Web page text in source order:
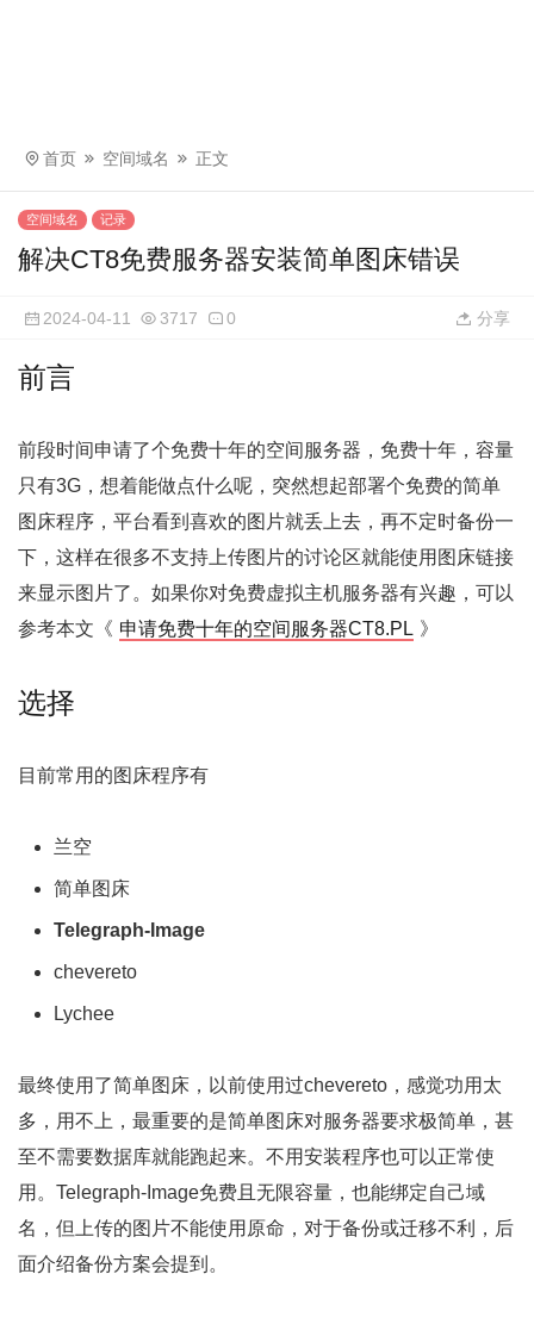
首页 空间域名 正文
空间域名 记录
解决CT8免费服务器安装简单图床错误
2024-04-11 3717 0 分享
前言
前段时间申请了个免费十年的空间服务器，免费十年，容量
只有3G，想着能做点什么呢，突然想起部署个免费的简单
图床程序，平台看到喜欢的图片就丢上去，再不定时备份一
下，这样在很多不支持上传图片的讨论区就能使用图床链接
来显示图片了。如果你对免费虚拟主机服务器有兴趣，可以
参考本文《 申请免费十年的空间服务器CT8.PL 》
选择
目前常用的图床程序有
兰空
简单图床
Telegraph-Image
chevereto
Lychee
最终使用了简单图床，以前使用过chevereto，感觉功用太
多，用不上，最重要的是简单图床对服务器要求极简单，甚
至不需要数据库就能跑起来。不用安装程序也可以正常使
用。Telegraph-Image免费且无限容量，也能绑定自己域
名，但上传的图片不能使用原命，对于备份或迁移不利，后
面介绍备份方案会提到。